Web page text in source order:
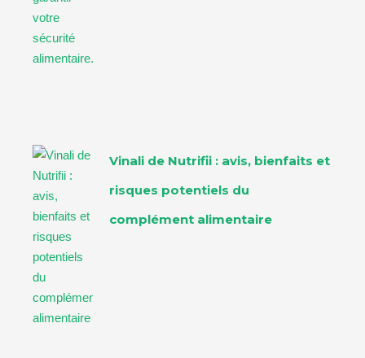
Vinali de Nutrifii : avis, bienfaits et
risques potentiels du
complément alimentaire